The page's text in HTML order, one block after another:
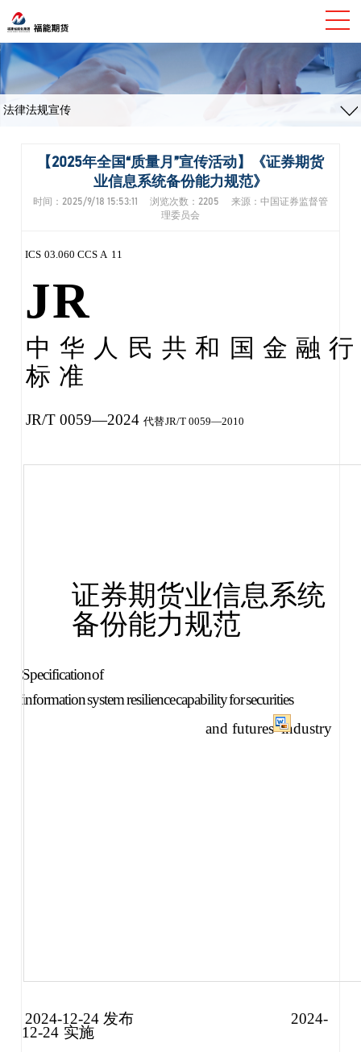
法律法规宣传
【2025年全国“质量月”宣传活动】《证券期货
业信息系统备份能力规范》
时间：2025/9/18 15:53:11 浏览次数：2205 来源：中国证券监督管
理委员会
ICS 03.060 CCS A 11
JR
中 华 人 民 共 和 国 金 融 行
标 准
JR/T 0059—2024 代替JR/T 0059—2010
证券期货业信息系统
备份能力规范
Specificationof
informationsystemresiliencecapabilityforsecurities
and futures industry
2024-12-24 发布
2024-
12-24 实施